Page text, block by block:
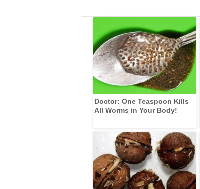
Doctor: One Teaspoon Kills
All Worms in Your Body!